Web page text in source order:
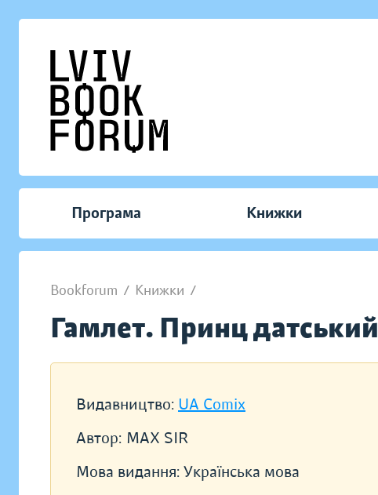
Програма Книжки
Bookforum / Книжки /
Гамлет. Принц датський
Видавництво: UA Comix
Автор: MAX SIR
Мова видання: Українська мова